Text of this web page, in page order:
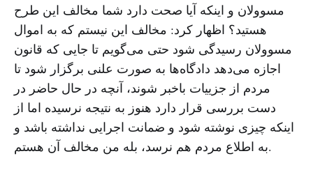
مسوولان و اینکه آیا صحت دارد شما مخالف این طرح
هستید؟ اظهار کرد: مخالف این نیستم که به اموال
مسوولان رسیدگی شود حتی می‌گویم تا جایی که قانون
اجازه می‌دهد دادگاه‌ها به صورت علنی برگزار شود تا
مردم از جزییات باخبر شوند، آنچه در حال حاضر در
دست بررسی قرار دارد هنوز به نتیجه نرسیده اما از
اینکه چیزی نوشته شود و ضمانت اجرایی نداشته باشد و
به اطلاع مردم هم نرسد، بله من مخالف آن هستم.